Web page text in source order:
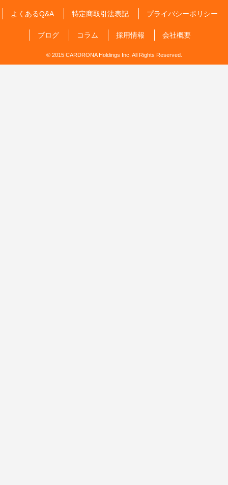
よくあるQ&A 特定商取引法表記 プライバシーポリシー
ブログ コラム 採用情報 会社概要
© 2015 CARDRONA Holdings Inc. All Rights Reserved.